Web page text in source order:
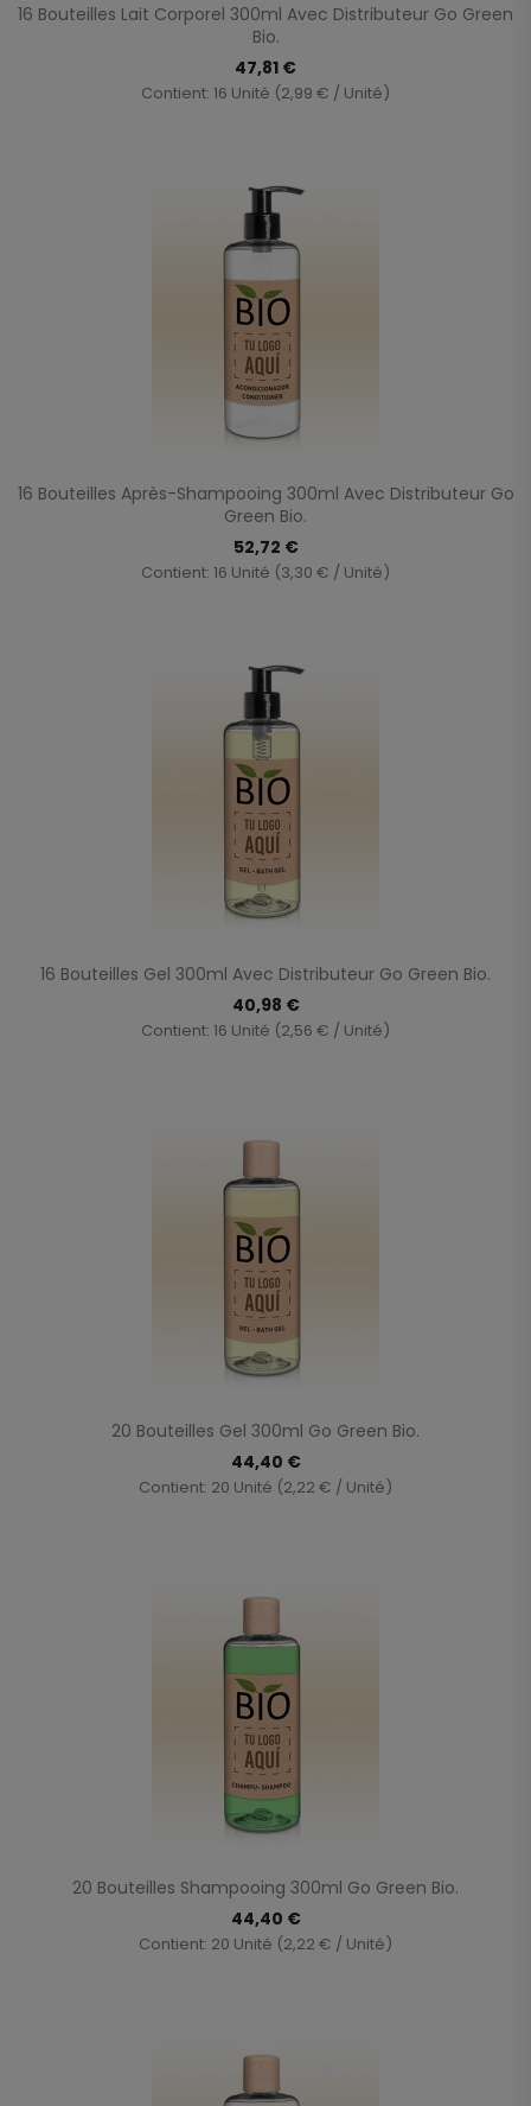
16 Bouteilles Lait Corporel 300ml Avec Distributeur Go Green
Bio.
47,81 €
Contient: 16 Unité (2,99 € / Unité)
16 Bouteilles Après-Shampooing 300ml Avec Distributeur Go
Green Bio.
52,72 €
Contient: 16 Unité (3,30 € / Unité)
16 Bouteilles Gel 300ml Avec Distributeur Go Green Bio.
40,98 €
Contient: 16 Unité (2,56 € / Unité)
20 Bouteilles Gel 300ml Go Green Bio.
44,40 €
Contient: 20 Unité (2,22 € / Unité)
20 Bouteilles Shampooing 300ml Go Green Bio.
44,40 €
Contient: 20 Unité (2,22 € / Unité)